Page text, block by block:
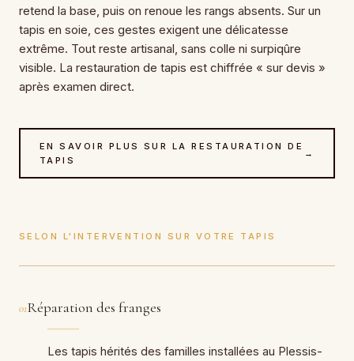
retend la base, puis on renoue les rangs absents. Sur un
tapis en soie, ces gestes exigent une délicatesse
extrême. Tout reste artisanal, sans colle ni surpiqûre
visible. La restauration de tapis est chiffrée « sur devis »
après examen direct.
EN SAVOIR PLUS SUR LA RESTAURATION DE
TAPIS
→
SELON L'INTERVENTION SUR VOTRE TAPIS
01Réparation des franges
Les tapis hérités des familles installées au Plessis-